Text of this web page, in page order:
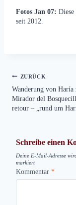
Fotos Jan 07:
seit 2012.
ZURÜCK
Wanderung von Haría
Mirador del
retour – „rund um
Schreibe einen
Deine E-Mail-Adresse
markiert
Kommentar *